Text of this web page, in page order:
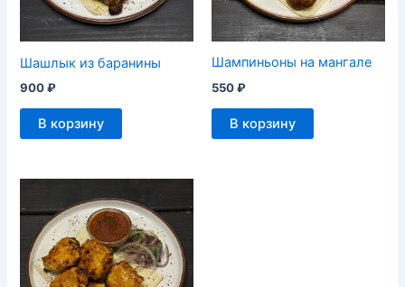
Шашлык из баранины
900₽
В корзину
Шампиньоны на мангале
550₽
В корзину